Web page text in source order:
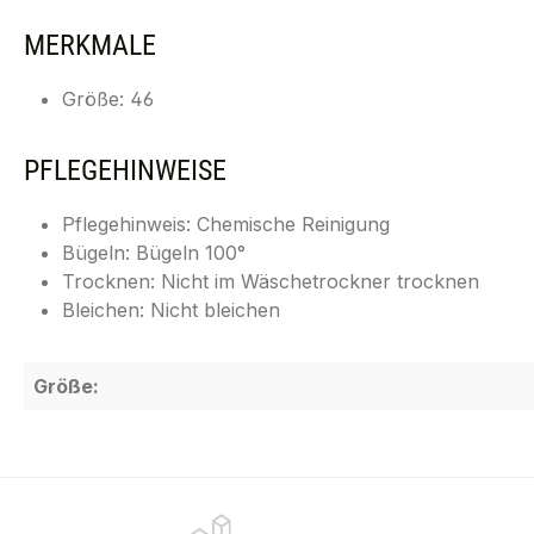
MERKMALE
Größe: 46
PFLEGEHINWEISE
Pflegehinweis: Chemische Reinigung
Bügeln: Bügeln 100°
Trocknen: Nicht im Wäschetrockner trocknen
Bleichen: Nicht bleichen
Größe: